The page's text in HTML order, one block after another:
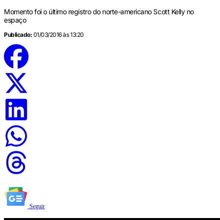
Momento foi o último registro do norte-americano Scott Kelly no
espaço
Publicado: 01/03/2016 às 13:20
Seguir